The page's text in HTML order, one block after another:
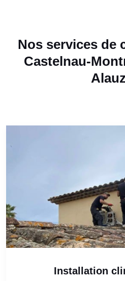
Nos services de
Castelnau-
Installation